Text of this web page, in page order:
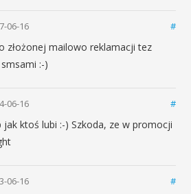
06-16 #
złożonej mailowo reklamacji tez
:-)
06-16 #
jak ktoś lubi :-) Szkoda, ze w promocji
06-16 #